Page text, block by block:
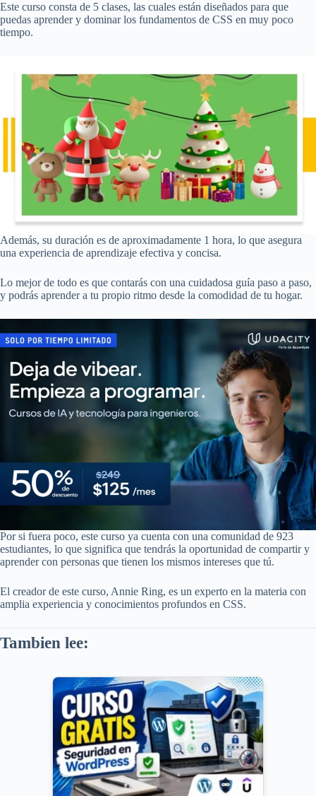
Este curso consta de 5 clases, las cuales están diseñados para que
puedas aprender y dominar los fundamentos de CSS en muy poco
tiempo.
Además, su duración es de aproximadamente 1 hora, lo que asegura
una experiencia de aprendizaje efectiva y concisa.
Lo mejor de todo es que contarás con una cuidadosa guía paso a paso,
y podrás aprender a tu propio ritmo desde la comodidad de tu hogar.
Por si fuera poco, este curso ya cuenta con una comunidad de 923
estudiantes, lo que significa que tendrás la oportunidad de compartir y
aprender con personas que tienen los mismos intereses que tú.
El creador de este curso, Annie Ring, es un experto en la materia con
amplia experiencia y conocimientos profundos en CSS.
Tambien lee: